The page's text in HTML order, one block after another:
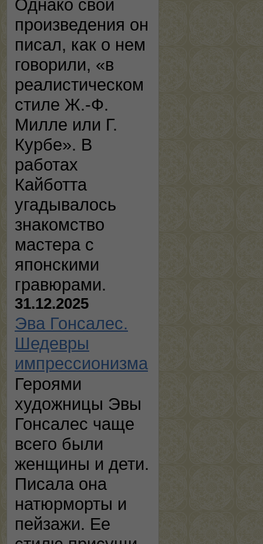
Однако свои
произведения он
писал, как о нем
говорили, «в
реалистическом
стиле Ж.-Ф.
Милле или Г.
Курбе». В
работах
Кайботта
угадывалось
знакомство
мастера с
японскими
гравюрами.
31.12.2025
Эва Гонсалес.
Шедевры
импрессионизма
Героями
художницы Эвы
Гонсалес чаще
всего были
женщины и дети.
Писала она
натюрморты и
пейзажи. Ее